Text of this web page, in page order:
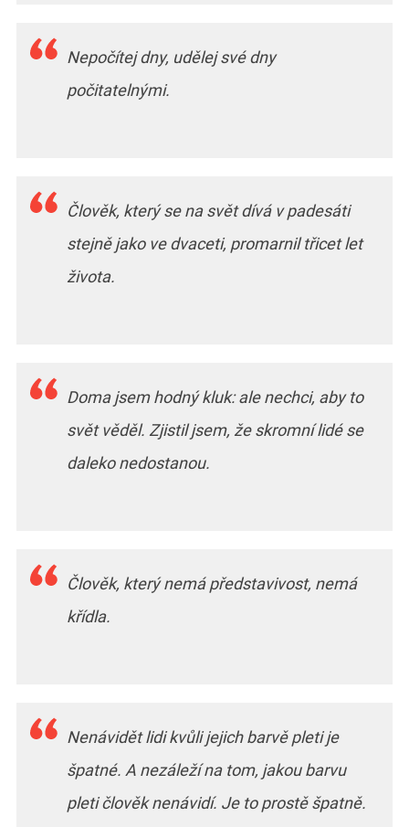
Nepočítej dny, udělej své dny
počitatelnými.
Člověk, který se na svět dívá v padesáti
stejně jako ve dvaceti, promarnil třicet let
života.
Doma jsem hodný kluk: ale nechci, aby to
svět věděl. Zjistil jsem, že skromní lidé se
daleko nedostanou.
Člověk, který nemá představivost, nemá
křídla.
Nenávidět lidi kvůli jejich barvě pleti je
špatné. A nezáleží na tom, jakou barvu
pleti člověk nenávidí. Je to prostě špatně.